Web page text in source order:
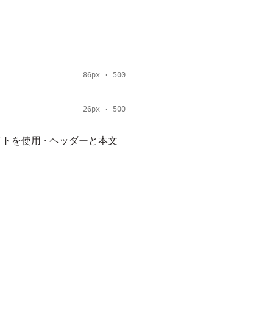
86px · 500
26px · 500
を使用 · ヘッダーと本文